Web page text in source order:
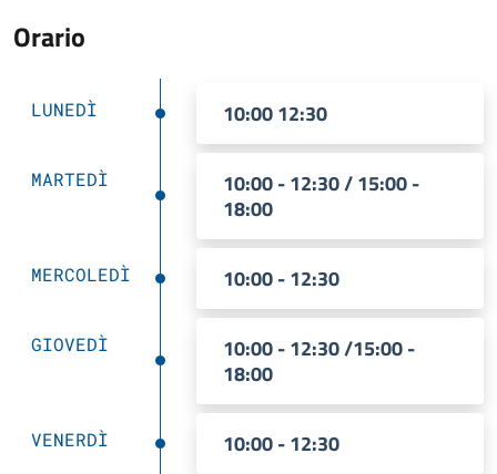
Orario
LUNEDÌ 10:00 12:30
MARTEDÌ
10:00 - 12:30 / 15:00 -
18:00
MERCOLEDÌ 10:00 - 12:30
GIOVEDÌ
10:00 - 12:30 /15:00 -
18:00
VENERDÌ 10:00 - 12:30